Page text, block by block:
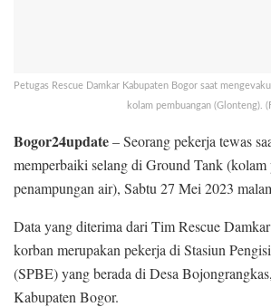
Petugas Rescue Damkar Kabupaten Bogor saat
kolam pembuangan (Glonteng).
Bogor24update– Seorang pekerja tewas
memperbaiki selang di Ground Tank (kolam
penampungan air), Sabtu 27 Mei 2023
Data yang diterima dari Tim Rescue
korban merupakan pekerja di Stasiun
(SPBE) yang berada di Desa
Kabupaten Bogor.